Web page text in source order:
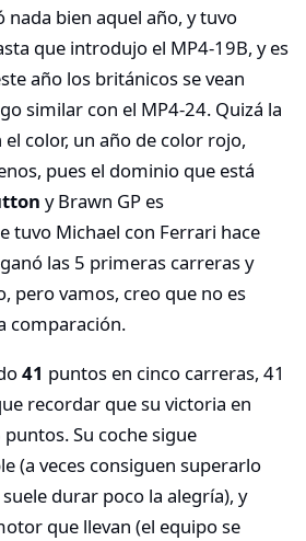
nada bien aquel año, y tuvo
que introdujo el MP4-19B, y es
año los británicos se vean
similar con el MP4-24. Quizá la
color, un año de color rojo,
pues el dominio que está
y Brawn GP es
tuvo Michael con Ferrari hace
las 5 primeras carreras y
pero vamos, creo que no es
comparación.
41 puntos en cinco carreras, 41
recordar que su victoria en
Su coche sigue
(a veces consiguen superarlo
durar poco la alegría), y
que llevan (el equipo se